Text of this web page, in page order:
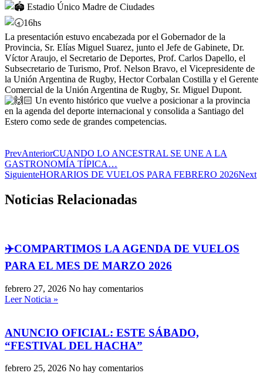
Estadio Único Madre de Ciudades
16hs
La presentación estuvo encabezada por el Gobernador de la
Provincia, Sr. Elías Miguel Suarez, junto el Jefe de Gabinete, Dr.
Víctor Araujo, el Secretario de Deportes, Prof. Carlos Dapello, el
Subsecretario de Turismo, Prof. Nelson Bravo, el Vicepresidente de
la Unión Argentina de Rugby, Hector Corbalan Costilla y el Gerente
Comercial de la Unión Argentina de Rugby, Sr. Miguel Dupont.
Un evento histórico que vuelve a posicionar a la provincia
en la agenda del deporte internacional y consolida a Santiago del
Estero como sede de grandes competencias.
PrevAnteriorCUANDO LO ANCESTRAL SE UNE A LA
GASTRONOMÍA TÍPICA…
SiguienteHORARIOS DE VUELOS PARA FEBRERO 2026Next
Noticias Relacionadas
✈️COMPARTIMOS LA AGENDA DE VUELOS
PARA EL MES DE MARZO 2026
febrero 27, 2026 No hay comentarios
Leer Noticia »
ANUNCIO OFICIAL: ESTE SÁBADO,
“FESTIVAL DEL HACHA”
febrero 25, 2026 No hay comentarios